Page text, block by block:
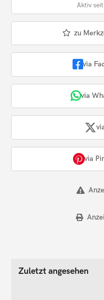
Aktiv
zu
via
via
via
Zuletzt angesehen